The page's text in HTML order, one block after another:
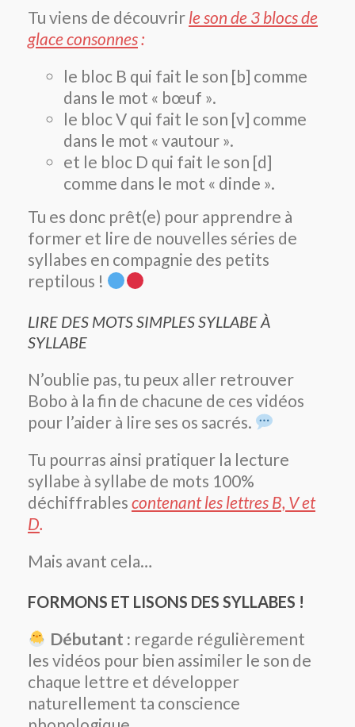
Tu viens de découvrir le son de 3 blocs de
glace consonnes:
le bloc B qui fait le son [b] comme
dans le mot « bœuf ».
le bloc V qui fait le son [v] comme
dans le mot « vautour ».
et le bloc D qui fait le son [d]
comme dans le mot « dinde ».
Tu es donc prêt(e) pour apprendre à
former et lire de nouvelles séries de
syllabes en compagnie des petits
reptilous !
LIRE DES MOTS SIMPLES SYLLABE À
SYLLABE
N’oublie pas, tu peux aller retrouver
Bobo à la fin de chacune de ces vidéos
pour l’aider à lire ses os sacrés.
Tu pourras ainsi pratiquer la lecture
syllabe à syllabe de mots 100%
déchiffrables contenant les lettres B, V et
D.
Mais avant cela…
FORMONS ET LISONS DES SYLLABES !
Débutant : regarde régulièrement
les vidéos pour bien assimiler le son de
chaque lettre et développer
naturellement ta conscience